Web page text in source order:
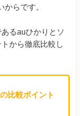
らです。
るauひかりとソ
から徹底比較し
比較ポイント